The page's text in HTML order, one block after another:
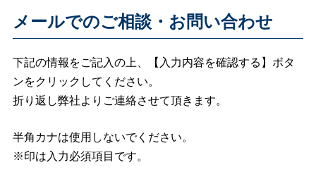
メールでのご相談・お問い合わせ
下記の情報をご記入の上、【入力内容を確認する】ボタ
ンをクリックしてください。
折り返し弊社よりご連絡させて頂きます。
半角カナは使用しないでください。
※印は入力必須項目です。